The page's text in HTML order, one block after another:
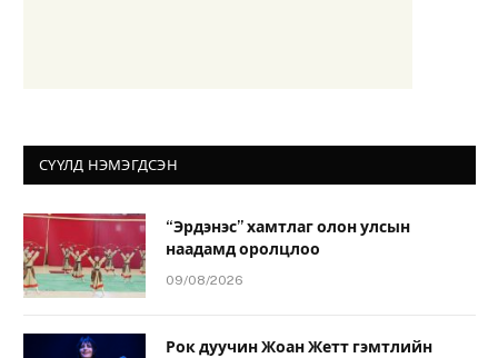
СҮҮЛД НЭМЭГДСЭН
“Эрдэнэс” хамтлаг олон улсын
наадамд оролцлоо
09/08/2026
Рок дуучин Жоан Жетт гэмтлийн